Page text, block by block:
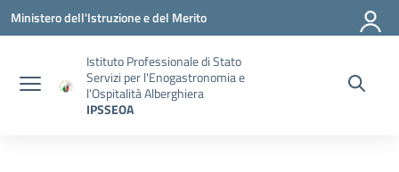
Vai ai contenuti
Vai al menu di navigazione
Vai al footer
Ministero dell'Istruzione e del Merito
Istituto Professionale di Stato
Servizi per l'Enogastronomia e
l'Ospitalità Alberghiera
IPSSEOA